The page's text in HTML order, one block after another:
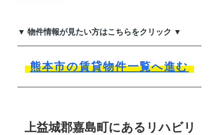
▼ 物件情報が見たい方はこちらをクリック ▼
熊本市の賃貸物件一覧へ進む
上益城郡嘉島町にあるリハビリ